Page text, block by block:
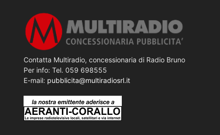
Contatta Multiradio, concessionaria di Radio Bruno
Per info: Tel. 059 698555
E-mail: pubblicita@multiradiosrl.it